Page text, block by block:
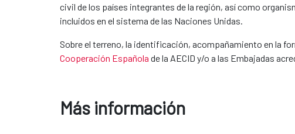
civil de los países integrantes de la región, así como
incluidos en el sistema de las Naciones Unidas.​
Sobre el terreno, la identificación, acompañamiento en la
Cooperación Española de la AECID y/o a las Embajadas
Más información